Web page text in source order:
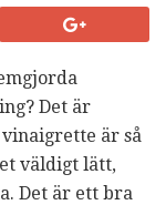
Det är
är så
väldigt lätt,
Det är ett bra